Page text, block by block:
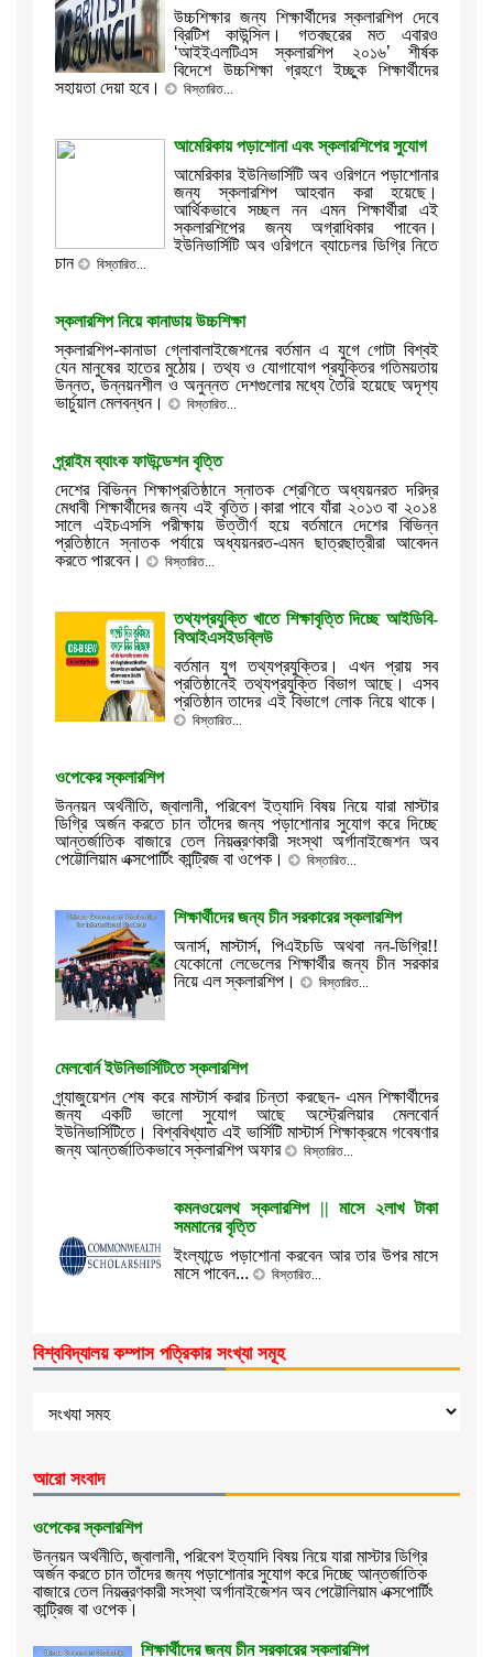
উচ্চশিক্ষার জন্য শিক্ষার্থীদের স্কলারশিপ দেবে
ব্রিটিশ কাউন্সিল। গতবছরের মত এবারও
‘আইইএলটিএস স্কলারশিপ ২০১৬’ শীর্ষক
বিদেশে উচ্চশিক্ষা গ্রহণে ইচ্ছুক শিক্ষার্থীদের
সহায়তা দেয়া হবে।
বিস্তারিত...
আমেরিকায় পড়াশোনা এবং স্কলারশিপের সুযোগ
আমেরিকার ইউনিভার্সিটি অব ওরিগনে পড়াশোনার
জন্য স্কলারশিপ আহবান করা হয়েছে।
আর্থিকভাবে সচ্ছল নন এমন শিক্ষার্থীরা এই
স্কলারশিপের জন্য অগ্রাধিকার পাবেন।
ইউনিভার্সিটি অব ওরিগনে ব্যাচেলর ডিগ্রি নিতে
চান
বিস্তারিত...
স্কলারশিপ নিয়ে কানাডায় উচ্চশিক্ষা
স্কলারশিপ-কানাডা গ্লোবালাইজেশনের বর্তমান এ যুগে গোটা বিশ্বই
যেন মানুষের হাতের মুঠোয়। তথ্য ও যোগাযোগ প্রযুক্তির গতিময়তায়
উন্নত, উন্নয়নশীল ও অনুন্নত দেশগুলোর মধ্যে তৈরি হয়েছে অদৃশ্য
ভার্চুয়াল মেলবন্ধন।
বিস্তারিত...
প্র্রাইম ব্যাংক ফাউন্ডেশন বৃত্তি
দেশের বিভিন্ন শিক্ষাপ্রতিষ্ঠানে স্নাতক শ্রেণিতে অধ্যয়নরত দরিদ্র
মেধাবী শিক্ষার্থীদের জন্য এই বৃত্তি।কারা পাবে যাঁরা ২০১৩ বা ২০১৪
সালে এইচএসসি পরীক্ষায় উত্তীর্ণ হয়ে বর্তমানে দেশের বিভিন্ন
প্রতিষ্ঠানে স্নাতক পর্যায়ে অধ্যয়নরত-এমন ছাত্রছাত্রীরা আবেদন
করতে পারবেন।
বিস্তারিত...
তথ্যপ্রযুক্তি খাতে শিক্ষাবৃত্তি দিচ্ছে আইডিবি-
বিআইএসইডব্লিউ
বর্তমান যুগ তথ্যপ্রযুক্তির। এখন প্রায় সব
প্রতিষ্ঠানেই তথ্যপ্রযুক্তি বিভাগ আছে। এসব
প্রতিষ্ঠান তাদের এই বিভাগে লোক নিয়ে থাকে।
বিস্তারিত...
ওপেকের স্কলারশিপ
উন্নয়ন অর্থনীতি, জ্বালানী, পরিবেশ ইত্যাদি বিষয় নিয়ে যারা মাস্টার
ডিগ্রি অর্জন করতে চান তাঁদের জন্য পড়াশোনার সুযোগ করে দিচ্ছে
আন্তর্জাতিক বাজারে তেল নিয়ন্ত্রণকারী সংস্থা অর্গানাইজেশন অব
পেট্টোলিয়াম এক্সপোর্টিং কান্ট্রিজ বা ওপেক।
বিস্তারিত...
শিক্ষার্থীদের জন্য চীন সরকারের স্কলারশিপ
অনার্স,মাস্টার্স, পিএইচডি অথবা নন-ডিগ্রি!!
যেকোনো লেভেলের শিক্ষার্থীর জন্য চীন সরকার
নিয়ে এল স্কলারশিপ।
বিস্তারিত...
মেলবোর্ন ইউনিভার্সিটিতে স্কলারশিপ
গ্র্যাজুয়েশন শেষ করে মাস্টার্স করার চিন্তা করছেন- এমন শিক্ষার্থীদের
জন্য একটি ভালো সুযোগ আছে অস্ট্রেলিয়ার মেলবোর্ন
ইউনিভার্সিটিতে। বিশ্ববিখ্যাত এই ভার্সিটি মাস্টার্স শিক্ষাক্রমে গবেষণার
জন্য আন্তর্জাতিকভাবে স্কলারশিপ অফার
বিস্তারিত...
কমনওয়েলথ স্কলারশিপ || মাসে ২লাখ টাকা
সমমানের বৃত্তি
ইংল্যান্ডে পড়াশোনা করবেন আর তার উপর মাসে
মাসে পাবেন...
বিস্তারিত...
বিশ্ববিদ্যালয় কম্পাস পত্রিকার সংখ্যা সমূহ
আরো সংবাদ
ওপেকের স্কলারশিপ
উন্নয়ন অর্থনীতি, জ্বালানী, পরিবেশ ইত্যাদি বিষয় নিয়ে যারা মাস্টার ডিগ্রি
অর্জন করতে চান তাঁদের জন্য পড়াশোনার সুযোগ করে দিচ্ছে আন্তর্জাতিক
বাজারে তেল নিয়ন্ত্রণকারী সংস্থা অর্গানাইজেশন অব পেট্টোলিয়াম এক্সপোর্টিং
কান্ট্রিজ বা ওপেক।
শিক্ষার্থীদের জন্য চীন সরকারের স্কলারশিপ